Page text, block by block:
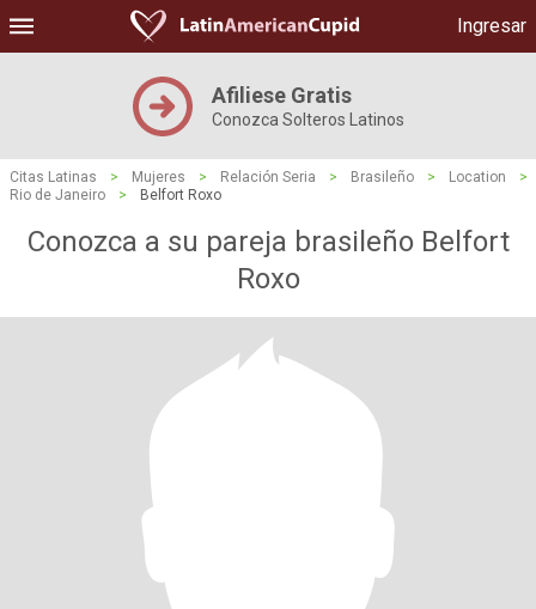
Ingresar
Afiliese Gratis
Conozca Solteros Latinos
Citas Latinas > Mujeres > Relación Seria > Brasileño > Location
>
Rio de Janeiro
> Belfort Roxo
Conozca a su pareja brasileño Belfort
Roxo